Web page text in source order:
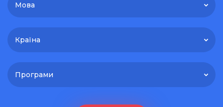
Мова
Країна
Програми